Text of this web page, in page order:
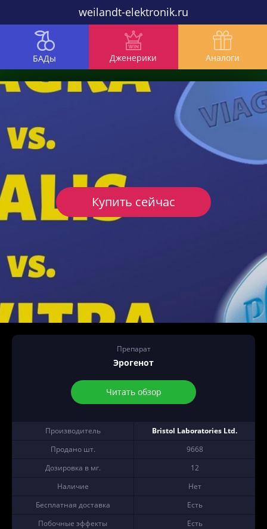
weilandt-elektronik.ru
БАДы Дженерики Аналоги
Препарат
Эрогенот
Читать обзор
Производитель
Bristol Laboratories Ltd.
Продано шт.
9668
Дозировка в мг.
12
Наличие
Нет
Бесплатная доставка
Есть
Побочные эффекты
Есть
Купить сейчас